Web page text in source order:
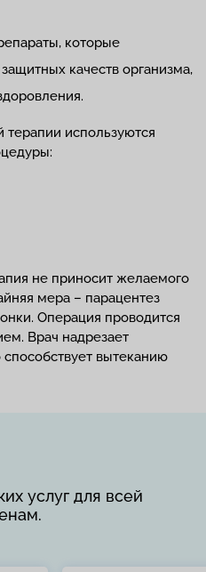
которые
качеств организма,
терапии используются
не приносит желаемого
мера – парацентез
Операция проводится
Врач надрезает
вытеканию
услуг для всей